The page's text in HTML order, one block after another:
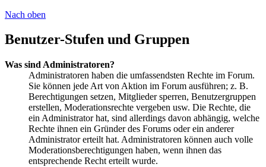
Nach oben
Benutzer-Stufen und Gruppen
Was sind Administratoren?
Administratoren haben die umfassendsten Rechte im Forum.
Sie können jede Art von Aktion im Forum ausführen; z. B.
Berechtigungen setzen, Mitglieder sperren, Benutzergruppen
erstellen, Moderationsrechte vergeben usw. Die Rechte, die
ein Administrator hat, sind allerdings davon abhängig, welche
Rechte ihnen ein Gründer des Forums oder ein anderer
Administrator erteilt hat. Administratoren können auch volle
Moderationsberechtigungen haben, wenn ihnen das
entsprechende Recht erteilt wurde.